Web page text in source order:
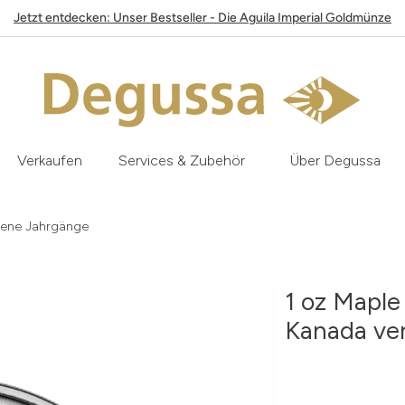
Jetzt entdecken: Unser Bestseller - Die Aguila Imperial Goldmünze
Verkaufen Services & Zubehör Über Degussa
Jahrgänge
1 oz
Kanada